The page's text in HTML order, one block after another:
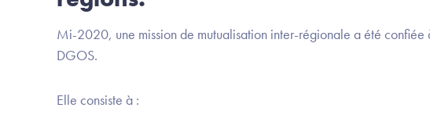
Mi-2020, une mission de mutualisation inter-régionale a été confiée
DGOS.
Elle consiste à :